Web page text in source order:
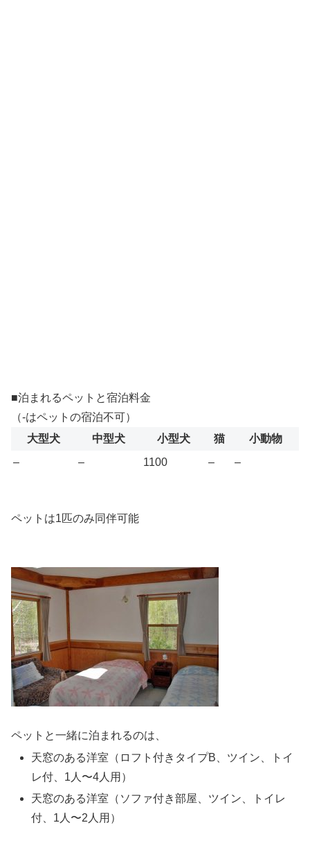
■泊まれるペットと宿泊料金
（-はペットの宿泊不可）
大型犬
中型犬 小型犬 猫
小動物
–
– 1100 – –
ペットは1匹のみ同伴可能
ペットと一緒に泊まれるのは、
天窓のある洋室（ロフト付きタイプB、ツイン、トイ
レ付、1人〜4人用）
天窓のある洋室（ソファ付き部屋、ツイン、トイレ
付、1人〜2人用）